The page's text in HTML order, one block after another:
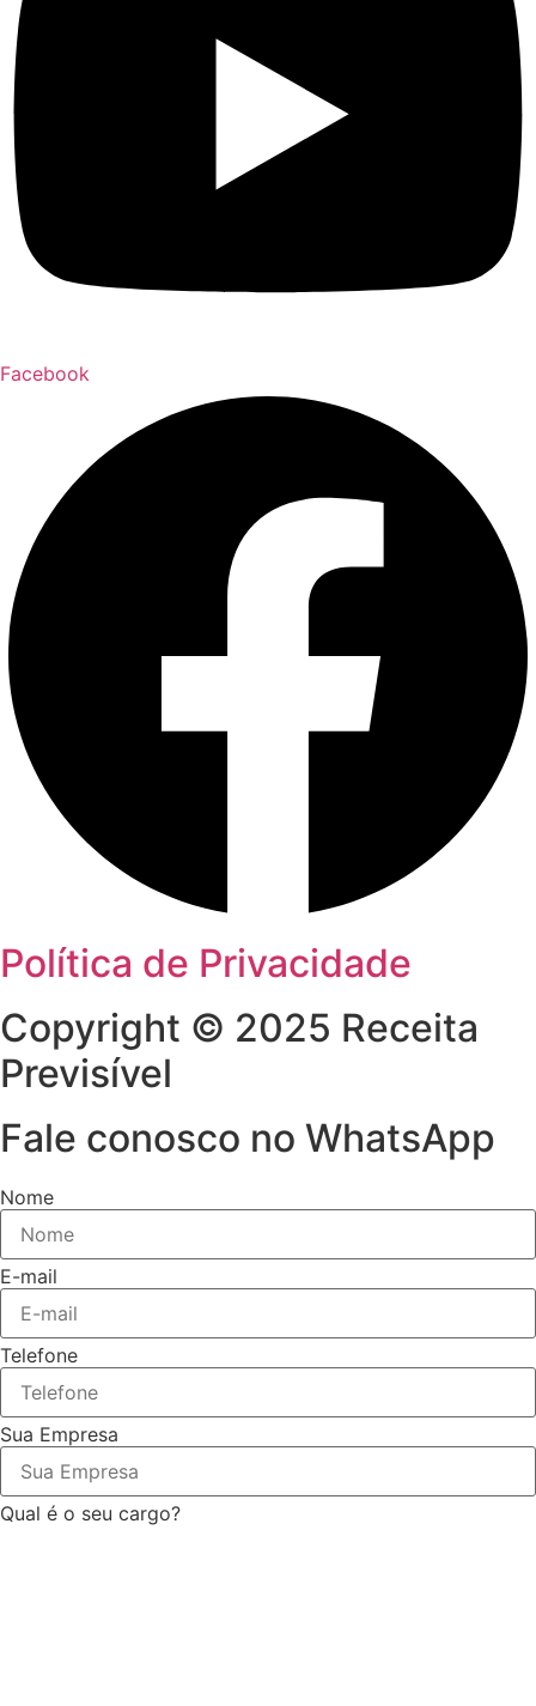
Facebook
Política de Privacidade
Copyright © 2025 Receita
Previsível
Fale conosco no WhatsApp
Nome
E-mail
Telefone
Sua Empresa
Qual é o seu cargo?